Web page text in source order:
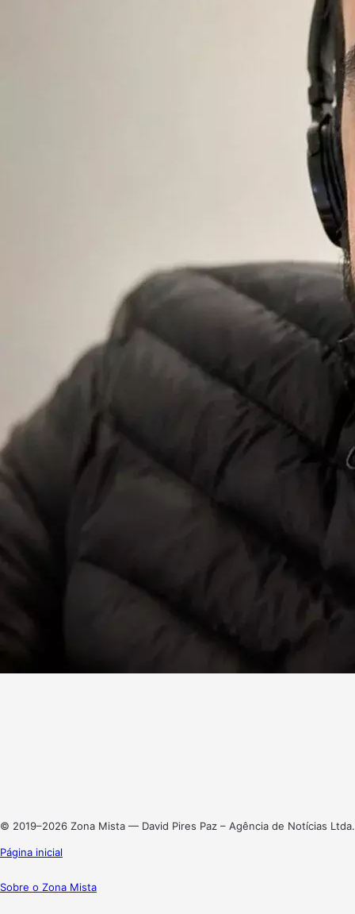
© 2019–2026 Zona Mista — David Pires Paz – Agência de Notícias Ltda.
Página inicial
Sobre o Zona Mista